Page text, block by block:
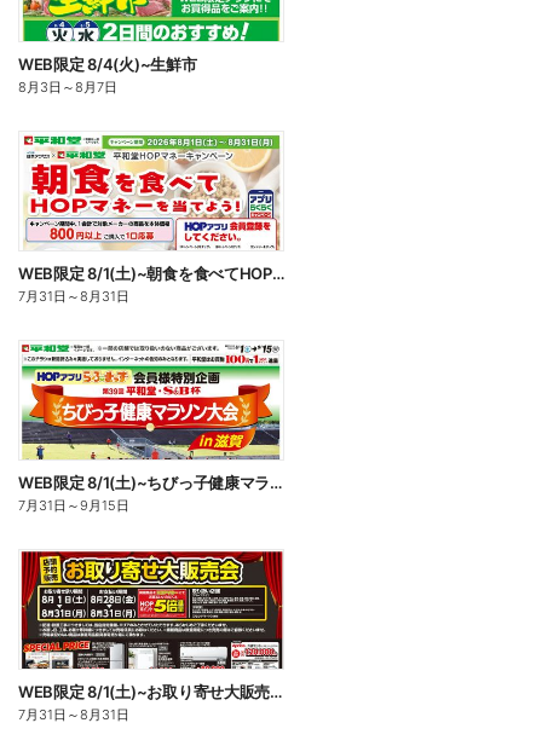
WEB限定 8/4(火)~生鮮市
8月3日 ～8月7日
WEB限定 8/1(土)~朝食を食べてHOPマネーを当てよう
7月31日 ～8月31日
WEB限定 8/1(土)~ちびっ子健康マラソン大会
7月31日 ～9月15日
WEB限定 8/1(土)~お取り寄せ大販売会
7月31日 ～8月31日